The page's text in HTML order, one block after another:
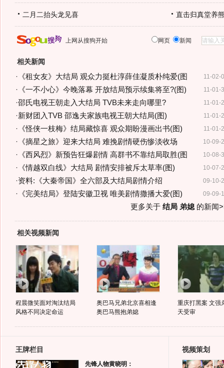
二月二抬头龙见喜 直击归真堂养
上网从搜狗开始 网页 新闻
相关新闻
11-02-
· 《租女友》大结局 观众力挺杜淳薛佳凝质朴纯爱(图
11-01-
· 《一不小心》今晚落幕 开放结局预示续集将至?(图)
11-01-
·邵氏电视王朝走入大结局 TVB未来走向哪里?
11-01-
·新财团入TVB 邵逸夫家族电视王朝大结局(图)
11-01-
· 《怪侠一枝梅》结局藏惊喜 观众期盼漫画出书(图)
10-09-
· 《摘星之旅》迎来大结局 难挽剧情硬伤惨淡收场
10-08-
· 《西风烈》新预告狂爆剧情 高群书不靠结局取胜(图
10-07-
· 《情越双白线》大结局 剧情安排被斥太草率(图)
09-10-
·资料:《大秦帝国》全六部及大结局剧情介绍
09-09-
· 《完美结局》登陆安徽卫视 唯美剧情撒播大爱(图)
更多关于 结局 弟媳的新闻
相关视频新闻
程晨微笑面对淘汰结局
风格不同决定命运
奥巴马兄弟北京喜相逢
奥巴马熊抱弟媳
重庆打黑案 文强
天受审
王牌栏目
先锋人物黄晓明：
视频策划